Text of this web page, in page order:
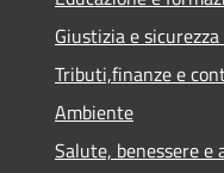
Giustizia e
Tributi,finanze e
Ambiente
Salute, benessere e